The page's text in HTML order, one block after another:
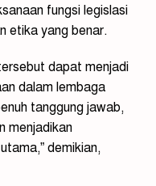
fungsi legislasi
etika yang benar.
dapat menjadi
dalam lembaga
tanggung jawab,
menjadikan
demikian,